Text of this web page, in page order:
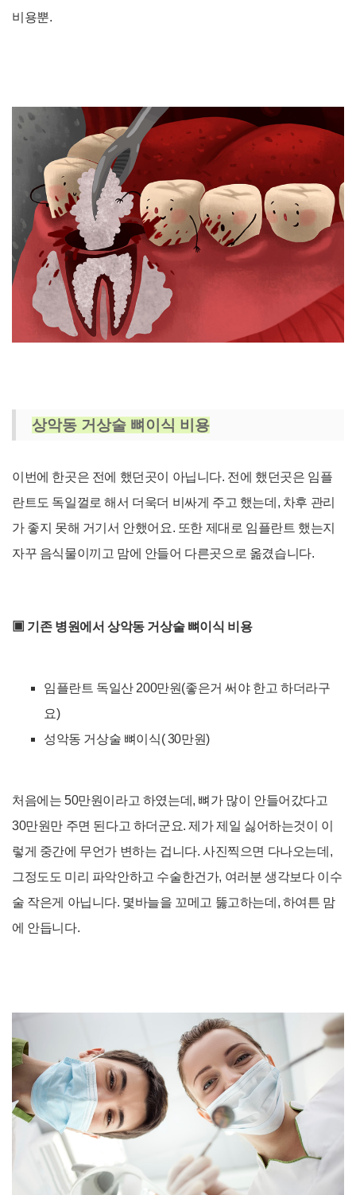
비용뿐.
상악동 거상술 뼈이식 비용
이번에 한곳은 전에 했던곳이 아닙니다. 전에 했던곳은 임플
란트도 독일껄로 해서 더욱더 비싸게 주고 했는데, 차후 관리
가 좋지 못해 거기서 안했어요. 또한 제대로 임플란트 했는지
자꾸 음식물이끼고 맘에 안들어 다른곳으로 옮겼습니다.
▣ 기존 병원에서 상악동 거상술 뼈이식 비용
임플란트 독일산 200만원(좋은거 써야 한고 하더라구
요)
성악동 거상술 뼈이식( 30만원)
처음에는 50만원이라고 하였는데, 뼈가 많이 안들어갔다고
30만원만 주면 된다고 하더군요. 제가 제일 싫어하는것이 이
렇게 중간에 무언가 변하는 겁니다. 사진찍으면 다나오는데,
그정도도 미리 파악안하고 수술한건가, 여러분 생각보다 이수
술 작은게 아닙니다. 몇바늘을 꼬메고 뚫고하는데, 하여튼 맘
에 안듭니다.